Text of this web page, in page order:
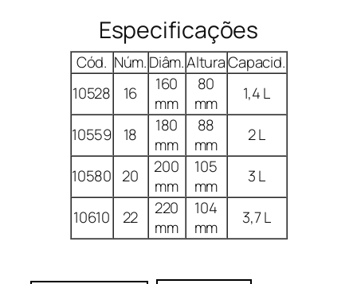
Especificações
Cód. Núm.Diâm.AlturaCapacid.
10528
16
160
mm
80
mm
1,4 L
10559
18
180
mm
88
mm
2 L
10580 20
200
mm
105
mm
3 L
10610
22
220
mm
104
mm
3,7 L